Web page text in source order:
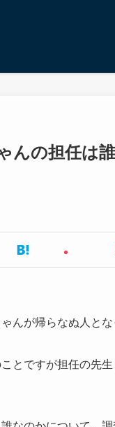
んの担任は
んが帰らなぬ人と
とですが担任の先